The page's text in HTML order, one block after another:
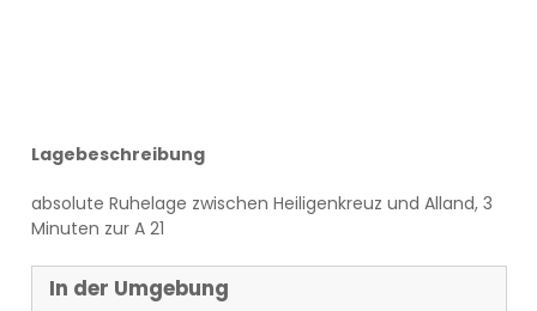
Lagebeschreibung
absolute Ruhelage zwischen Heiligenkreuz und Alland, 3
Minuten zur A 21
In der Umgebung